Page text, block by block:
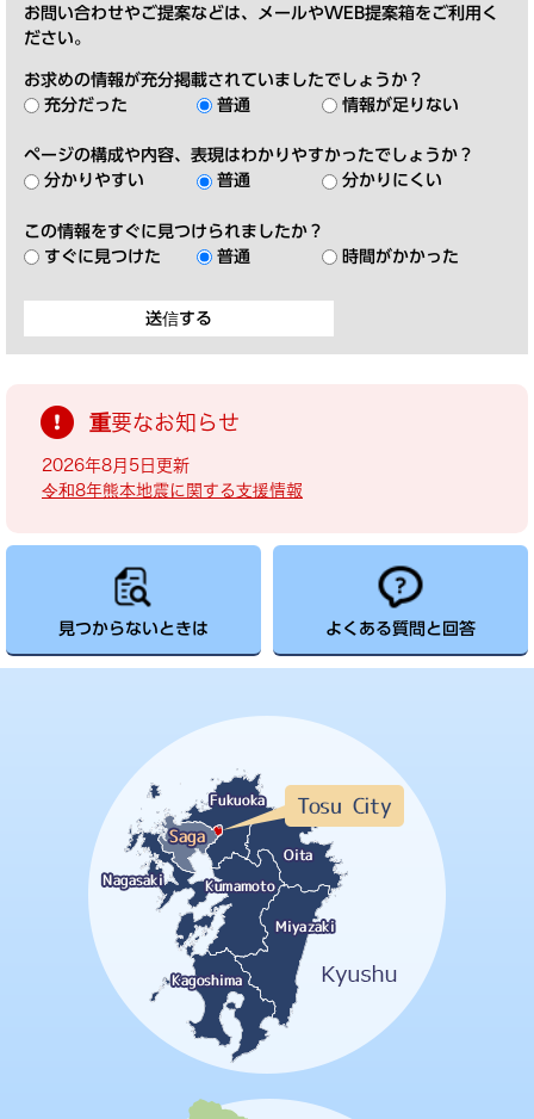
お問い合わせやご提案などは、メールやWEB提案箱をご利用く
ださい。
お求めの情報が充分掲載されていましたでしょうか？
充分だった
普通 情報が足りない
ページの構成や内容、表現はわかりやすかったでしょうか？
分かりやすい
普通 分かりにくい
この情報をすぐに見つけられましたか？
すぐに見つけた
普通 時間がかかった
重要なお知らせ
2026年8月5日更新
令和8年熊本地震に関する支援情報
見つからないときは よくある質問と回答